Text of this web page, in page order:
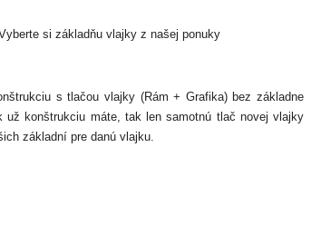
si základňu vlajky z našej ponuky
s tlačou vlajky (Rám + Grafika) bez základne
už konštrukciu máte, tak len samotnú tlač novej vlajky
základní pre danú vlajku.